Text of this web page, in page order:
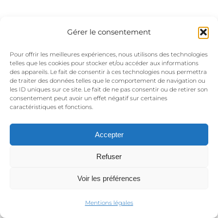
Gérer le consentement
Pour offrir les meilleures expériences, nous utilisons des technologies
telles que les cookies pour stocker et/ou accéder aux informations
des appareils. Le fait de consentir à ces technologies nous permettra
de traiter des données telles que le comportement de navigation ou
les ID uniques sur ce site. Le fait de ne pas consentir ou de retirer son
consentement peut avoir un effet négatif sur certaines
caractéristiques et fonctions.
Accepter
Refuser
Voir les préférences
Mentions légales
Chemin des Mouchettes - 01600 Reyrieux -Mentions légales et
politique de confidentialité- Réalisation du site : www.archabe.fr
06 12 77 96 10